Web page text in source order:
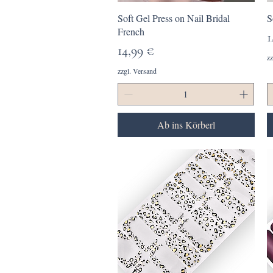
Schnellansicht
Soft Gel Press on Nail Bridal
French
Preis
14,99 €
zzgl. Versand
Ab ins Körberl